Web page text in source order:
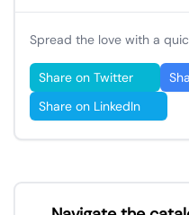
Spread the love with a
Share on Twitter
Share on LinkedIn